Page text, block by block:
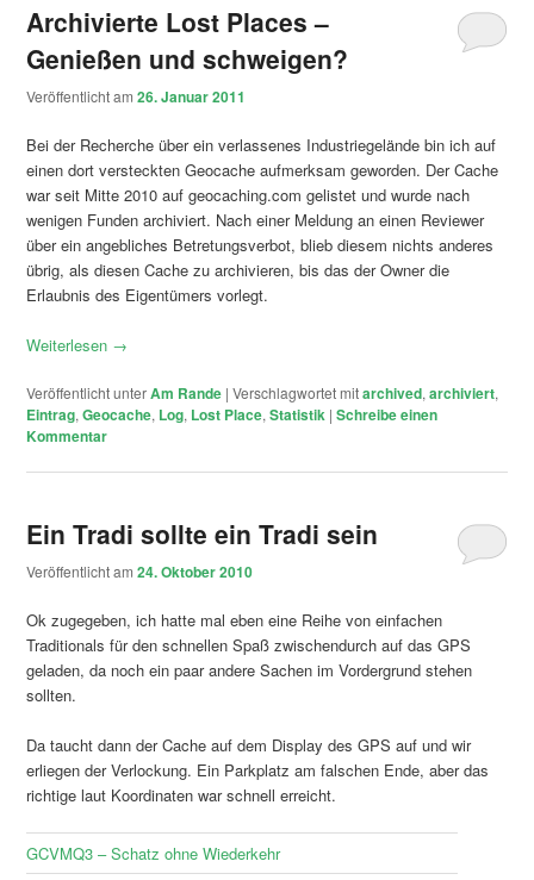
Archivierte Lost Places –
Genießen und schweigen?
Veröffentlicht am26. Januar 2011
Bei der Recherche über ein verlassenes Industriegelände bin ich auf
einen dort versteckten Geocache aufmerksam geworden. Der Cache
war seit Mitte 2010 auf geocaching.com gelistet und wurde nach
wenigen Funden archiviert. Nach einer Meldung an einen Reviewer
über ein angebliches Betretungsverbot, blieb diesem nichts anderes
übrig, als diesen Cache zu archivieren, bis das der Owner die
Erlaubnis des Eigentümers vorlegt.
Weiterlesen →
Veröffentlicht unterAm Rande |Verschlagwortet mitarchived,archiviert,
Eintrag,Geocache, Log, Lost Place,Statistik |Schreibe einen
Kommentar
Ein Tradi sollte ein Tradi sein
Veröffentlicht am24. Oktober 2010
Ok zugegeben, ich hatte mal eben eine Reihe von einfachen
Traditionals für den schnellen Spaß zwischendurch auf das GPS
geladen, da noch ein paar andere Sachen im Vordergrund stehen
sollten.
Da taucht dann der Cache auf dem Display des GPS auf und wir
erliegen der Verlockung. Ein Parkplatz am falschen Ende, aber das
richtige laut Koordinaten war schnell erreicht.
GCVMQ3 – Schatz ohne Wiederkehr